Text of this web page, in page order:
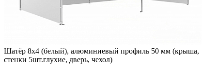
Шатёр 8х4 (белый), алюминиевый профиль 50 мм (крыша,
стенки 5шт.глухие, дверь, чехол)